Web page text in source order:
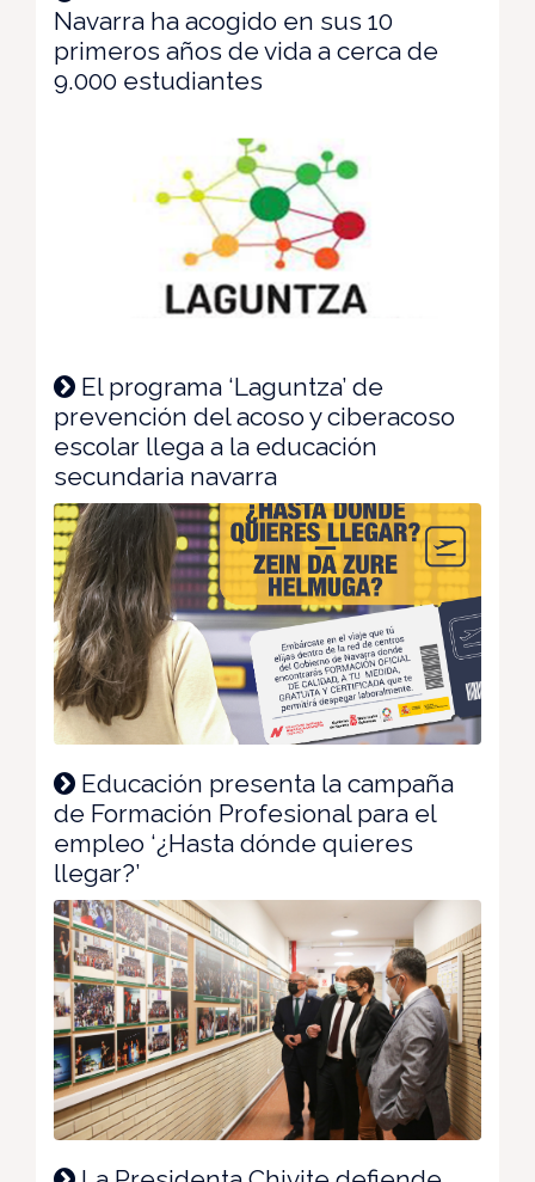
Navarra ha acogido en sus 10
primeros años de vida a cerca de
9.000 estudiantes
El programa ‘Laguntza’ de
prevención del acoso y ciberacoso
escolar llega a la educación
secundaria navarra
Educación presenta la campaña
de Formación Profesional para el
empleo ‘¿Hasta dónde quieres
llegar?’